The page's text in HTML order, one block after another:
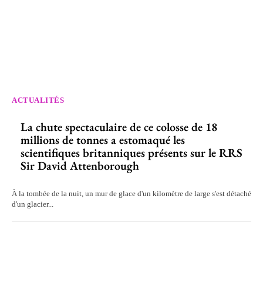
ACTUALITÉS
La chute spectaculaire de ce colosse de 18
millions de tonnes a estomaqué les
scientifiques britanniques présents sur le RRS
Sir David Attenborough
À la tombée de la nuit, un mur de glace d'un kilomètre de large s'est détaché
d'un glacier...